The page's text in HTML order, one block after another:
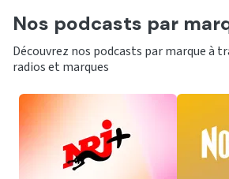
Nos podcasts par
Découvrez nos podcasts par marque à
radios et marques